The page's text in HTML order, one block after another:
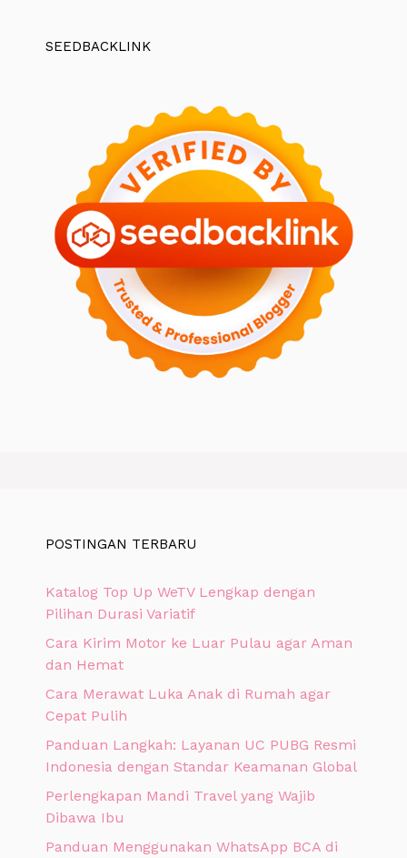
SEEDBACKLINK
POSTINGAN TERBARU
Katalog Top Up WeTV Lengkap dengan
Pilihan Durasi Variatif
Cara Kirim Motor ke Luar Pulau agar Aman
dan Hemat
Cara Merawat Luka Anak di Rumah agar
Cepat Pulih
Panduan Langkah: Layanan UC PUBG Resmi
Indonesia dengan Standar Keamanan Global
Perlengkapan Mandi Travel yang Wajib
Dibawa Ibu
Panduan Menggunakan WhatsApp BCA di